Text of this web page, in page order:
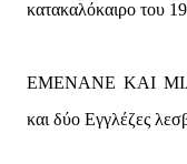
κατακαλόκαιρο του
ΕΜΕΝΑΝΕ ΚΑΙ
και δύο Εγγλέζες